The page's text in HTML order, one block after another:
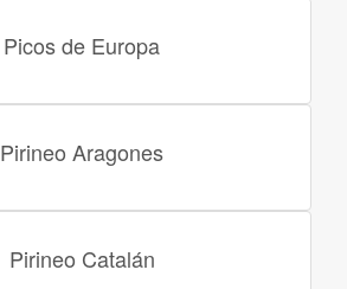
Picos de Europa
Pirineo Aragones
Pirineo Catalán